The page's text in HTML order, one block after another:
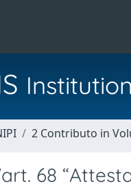
2 Contributo in
68